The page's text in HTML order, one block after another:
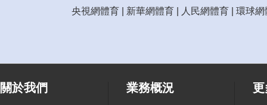
央視網體育 新華網體育 人民網體育 環球網
關於我們 業務概況